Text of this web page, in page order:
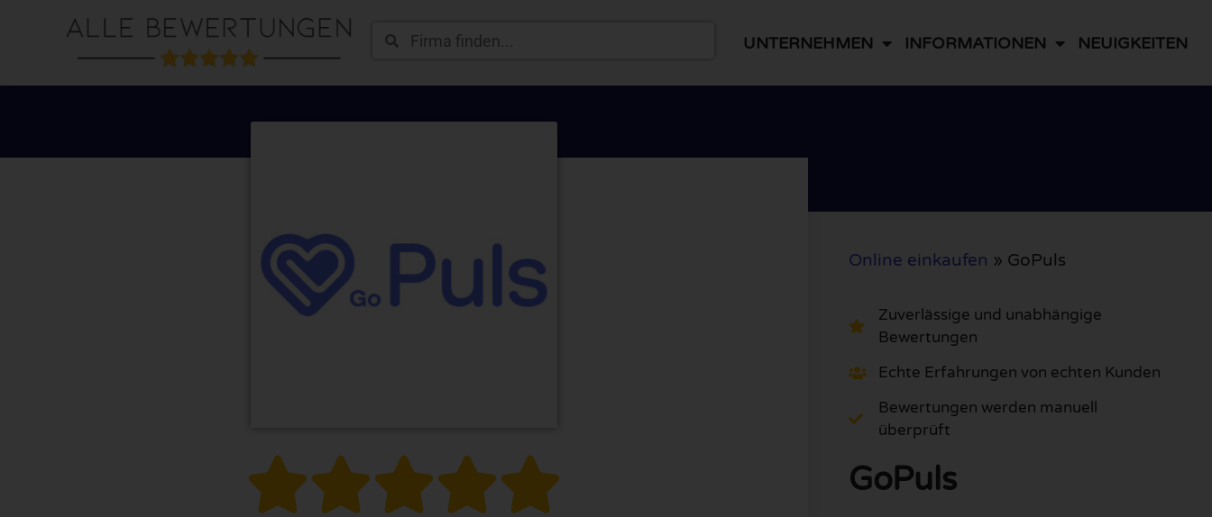
UNTERNEHMEN INFORMATIONEN NEUIGKEITEN

Online einkaufen » GoPuls
Zuverlässige und unabhängige
Bewertungen
Echte Erfahrungen von echten Kunden
Bewertungen werden manuell
überprüft
GoPuls